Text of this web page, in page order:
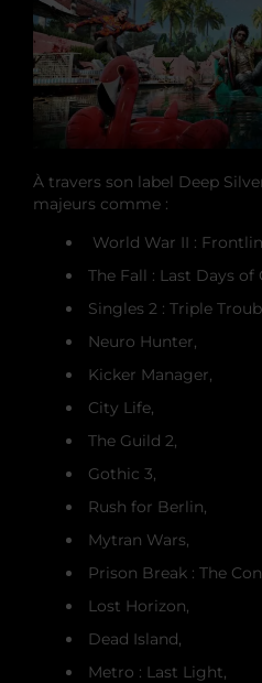
À travers son label Deep
majeurs comme :
World War II :
The Fall : Last Days of
Singles 2 : Triple
Neuro Hunter,
Kicker Manager,
City Life,
The Guild 2,
Gothic 3,
Rush for Berlin,
Mytran Wars,
Prison Break : The
Lost Horizon,
Dead Island,
Metro : Last Light,